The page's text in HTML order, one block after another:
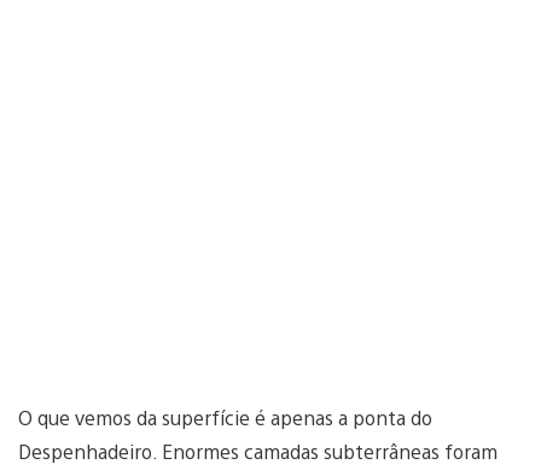
O que vemos da superfície é apenas a ponta do
Despenhadeiro. Enormes camadas subterrâneas foram